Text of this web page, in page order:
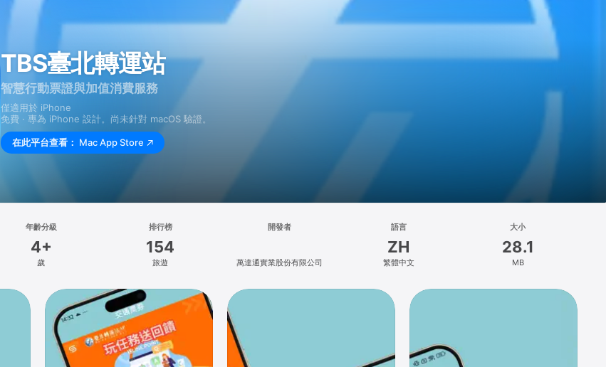
TBS臺北轉運站
智慧行動票證與加值消費服務
僅適用於 iPhone
免費 · 專為 iPhone 設計。尚未針對 macOS 驗證。
在此平台查看： Mac App Store
年齡分級
4+
歲
排行榜
154
旅遊
開發者
萬達通實業股份有限公司
語言
ZH
繁體中文
大小
28.1
MB